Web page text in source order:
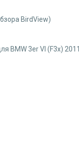
BirdView)
BMW 3er VI (F3x)